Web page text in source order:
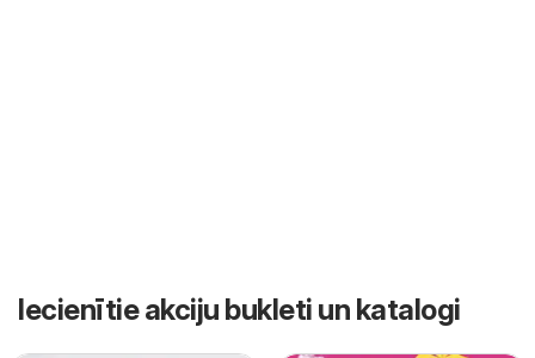
Iecienītie akciju bukleti un katalogi